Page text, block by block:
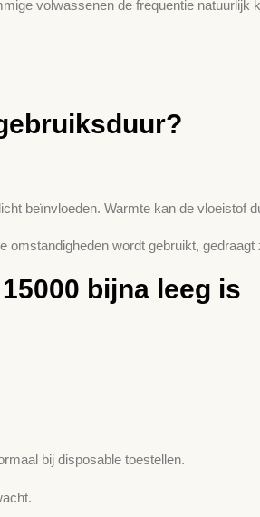
volwassenen de frequentie natuurlijk
beïnvloeden. Warmte kan de vloeistof
wordt gebruikt,
bijna leeg is
bij disposable toestellen.